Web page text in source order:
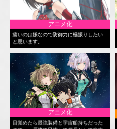
アニメ化
痛いのは嫌なので防御力に極振りしたい
と思います。
アニメ化
目覚めたら最強装備と宇宙船持ちだった